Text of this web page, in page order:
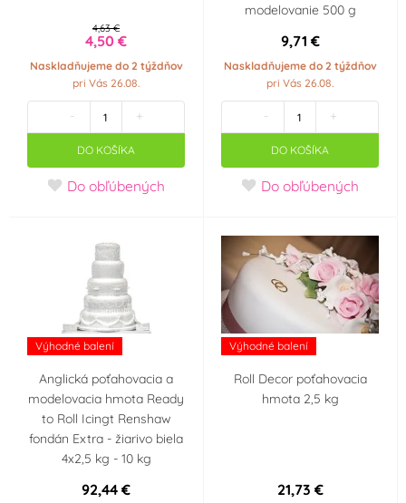
4,63 €
4,50 €
Naskladňujeme do 2 týždňov
pri Vás 26.08.
- +
DO KOŠÍKA
Do obľúbených
modelovanie 500 g
9,71 €
Naskladňujeme do 2 týždňov
pri Vás 26.08.
- +
DO KOŠÍKA
Do obľúbených
Výhodné balení
Anglická poťahovacia a
modelovacia hmota Ready
to Roll Icingt Renshaw
fondán Extra - žiarivo biela
4x2,5 kg - 10 kg
92,44 €
Výhodné balení
Roll Decor poťahovacia
hmota 2,5 kg
21,73 €